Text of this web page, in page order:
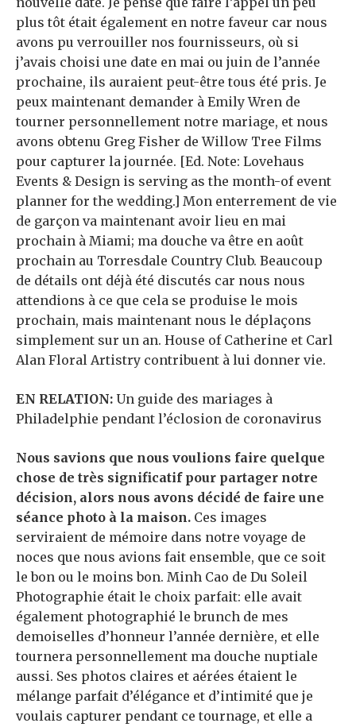
plus tôt était également en notre faveur car nous
avons pu verrouiller nos fournisseurs, où si
j’avais choisi une date en mai ou juin de l’année
prochaine, ils auraient peut-être tous été pris. Je
peux maintenant demander à Emily Wren de
tourner personnellement notre mariage, et nous
avons obtenu Greg Fisher de Willow Tree Films
pour capturer la journée. [Ed. Note: Lovehaus
Events & Design is serving as the month-of event
planner for the wedding.] Mon enterrement de vie
de garçon va maintenant avoir lieu en mai
prochain à Miami; ma douche va être en août
prochain au Torresdale Country Club. Beaucoup
de détails ont déjà été discutés car nous nous
attendions à ce que cela se produise le mois
prochain, mais maintenant nous le déplaçons
simplement sur un an. House of Catherine et Carl
Alan Floral Artistry contribuent à lui donner vie.
EN RELATION: Un guide des mariages à
Philadelphie pendant l’éclosion de coronavirus
Nous savions que nous voulions faire quelque
chose de très significatif pour partager notre
décision, alors nous avons décidé de faire une
séance photo à la maison. Ces images
serviraient de mémoire dans notre voyage de
noces que nous avions fait ensemble, que ce soit
le bon ou le moins bon. Minh Cao de Du Soleil
Photographie était le choix parfait: elle avait
également photographié le brunch de mes
demoiselles d’honneur l’année dernière, et elle
tournera personnellement ma douche nuptiale
aussi. Ses photos claires et aérées étaient le
mélange parfait d’élégance et d’intimité que je
voulais capturer pendant ce tournage, et elle a